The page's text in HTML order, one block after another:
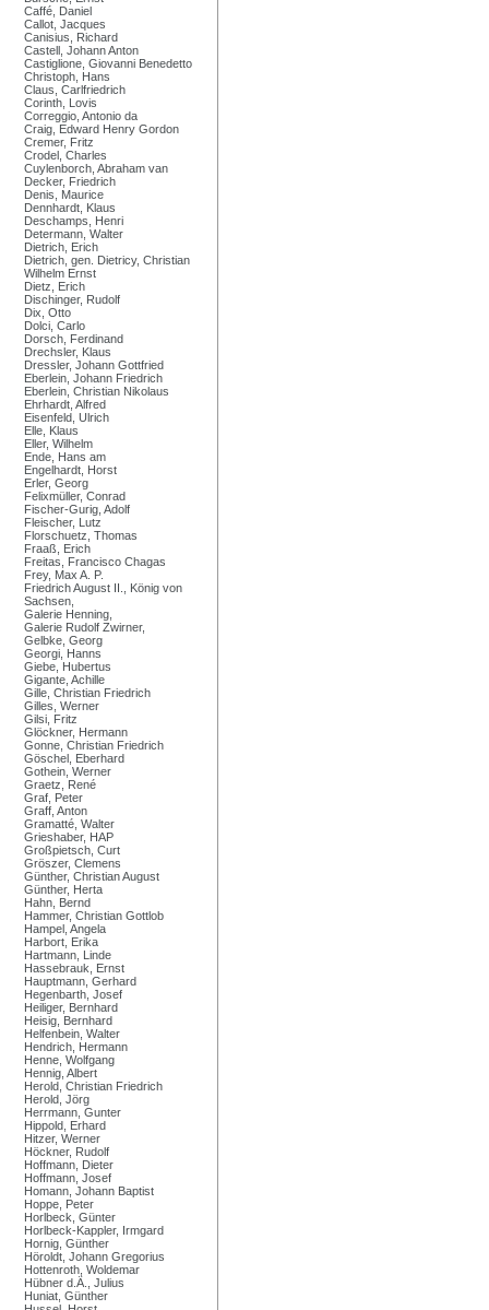
Caffé, Daniel
Callot, Jacques
Canisius, Richard
Castell, Johann Anton
Castiglione, Giovanni Benedetto
Christoph, Hans
Claus, Carlfriedrich
Corinth, Lovis
Correggio, Antonio da
Craig, Edward Henry Gordon
Cremer, Fritz
Crodel, Charles
Cuylenborch, Abraham van
Decker, Friedrich
Denis, Maurice
Dennhardt, Klaus
Deschamps, Henri
Determann, Walter
Dietrich, Erich
Dietrich, gen. Dietricy, Christian
Wilhelm Ernst
Dietz, Erich
Dischinger, Rudolf
Dix, Otto
Dolci, Carlo
Dorsch, Ferdinand
Drechsler, Klaus
Dressler, Johann Gottfried
Eberlein, Johann Friedrich
Eberlein, Christian Nikolaus
Ehrhardt, Alfred
Eisenfeld, Ulrich
Elle, Klaus
Eller, Wilhelm
Ende, Hans am
Engelhardt, Horst
Erler, Georg
Felixmüller, Conrad
Fischer-Gurig, Adolf
Fleischer, Lutz
Florschuetz, Thomas
Fraaß, Erich
Freitas, Francisco Chagas
Frey, Max A. P.
Friedrich August II., König von
Sachsen,
Galerie Henning,
Galerie Rudolf Zwirner,
Gelbke, Georg
Georgi, Hanns
Giebe, Hubertus
Gigante, Achille
Gille, Christian Friedrich
Gilles, Werner
Gilsi, Fritz
Glöckner, Hermann
Gonne, Christian Friedrich
Göschel, Eberhard
Gothein, Werner
Graetz, René
Graf, Peter
Graff, Anton
Gramatté, Walter
Grieshaber, HAP
Großpietsch, Curt
Gröszer, Clemens
Günther, Christian August
Günther, Herta
Hahn, Bernd
Hammer, Christian Gottlob
Hampel, Angela
Harbort, Erika
Hartmann, Linde
Hassebrauk, Ernst
Hauptmann, Gerhard
Hegenbarth, Josef
Heiliger, Bernhard
Heisig, Bernhard
Helfenbein, Walter
Hendrich, Hermann
Henne, Wolfgang
Hennig, Albert
Herold, Christian Friedrich
Herold, Jörg
Herrmann, Gunter
Hippold, Erhard
Hitzer, Werner
Höckner, Rudolf
Hoffmann, Dieter
Hoffmann, Josef
Homann, Johann Baptist
Hoppe, Peter
Horlbeck, Günter
Horlbeck-Kappler, Irmgard
Hornig, Günther
Höroldt, Johann Gregorius
Hottenroth, Woldemar
Hübner d.Ä., Julius
Huniat, Günther